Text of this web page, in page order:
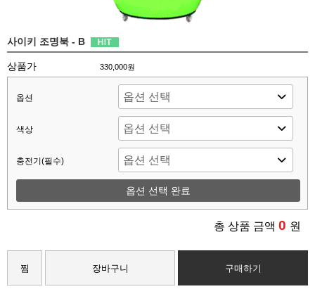
사이키 조명북 - B
상품가 330,000원
옵션
색상
충전기(필수)
옵션 선택 완료
총 상품 금액 0 원
찜 장바구니 구매하기